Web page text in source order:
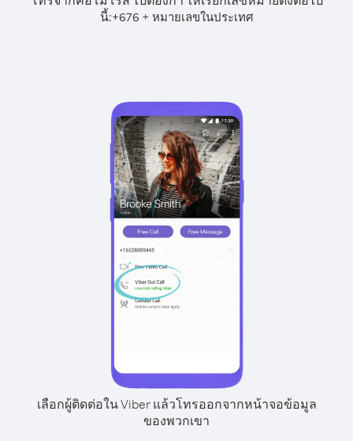
นี้:+676 + หมายเลขในประเทศ
เลือกผู้ติดต่อใน Viber แล้วโทรออกจากหน้าจอข้อมูล
ของพวกเขา